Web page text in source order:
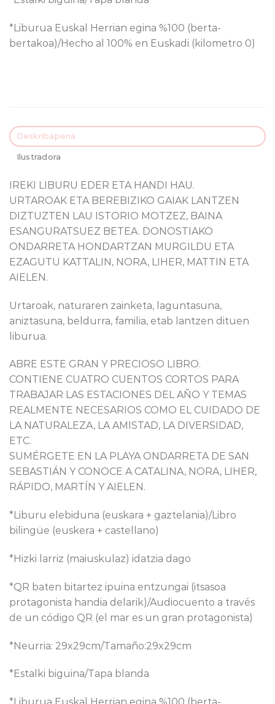
*Liburua Euskal Herrian egina %100 (berta-
bertakoa)/Hecho al 100% en Euskadi (kilometro 0)
Deskribapena
Ilustradora
IREKI LIBURU EDER ETA HANDI HAU.
URTAROAK ETA BEREBIZIKO GAIAK LANTZEN
DIZTUZTEN LAU ISTORIO MOTZEZ, BAINA
ESANGURATSUEZ BETEA. DONOSTIAKO
ONDARRETA HONDARTZAN MURGILDU ETA
EZAGUTU KATTALIN, NORA, LIHER, MATTIN ETA
AIELEN.
Urtaroak, naturaren zainketa, laguntasuna,
aniztasuna, beldurra, familia, etab lantzen dituen
liburua.
ABRE ESTE GRAN Y PRECIOSO LIBRO.
CONTIENE CUATRO CUENTOS CORTOS PARA
TRABAJAR LAS ESTACIONES DEL AÑO Y TEMAS
REALMENTE NECESARIOS COMO EL CUIDADO DE
LA NATURALEZA, LA AMISTAD, LA DIVERSIDAD,
ETC.
SUMÉRGETE EN LA PLAYA ONDARRETA DE SAN
SEBASTIÁN Y CONOCE A CATALINA, NORA, LIHER,
RÁPIDO, MARTÍN Y AIELEN.
*Liburu elebiduna (euskara + gaztelania)/Libro
bilingüe (euskera + castellano)
*Hizki larriz (maiuskulaz) idatzia dago
*QR baten bitartez ipuina entzungai (itsasoa
protagonista handia delarik)/Audiocuento a través
de un código QR (el mar es un gran protagonista)
*Neurria: 29x29cm/Tamaño:29x29cm
*Estalki biguina/Tapa blanda